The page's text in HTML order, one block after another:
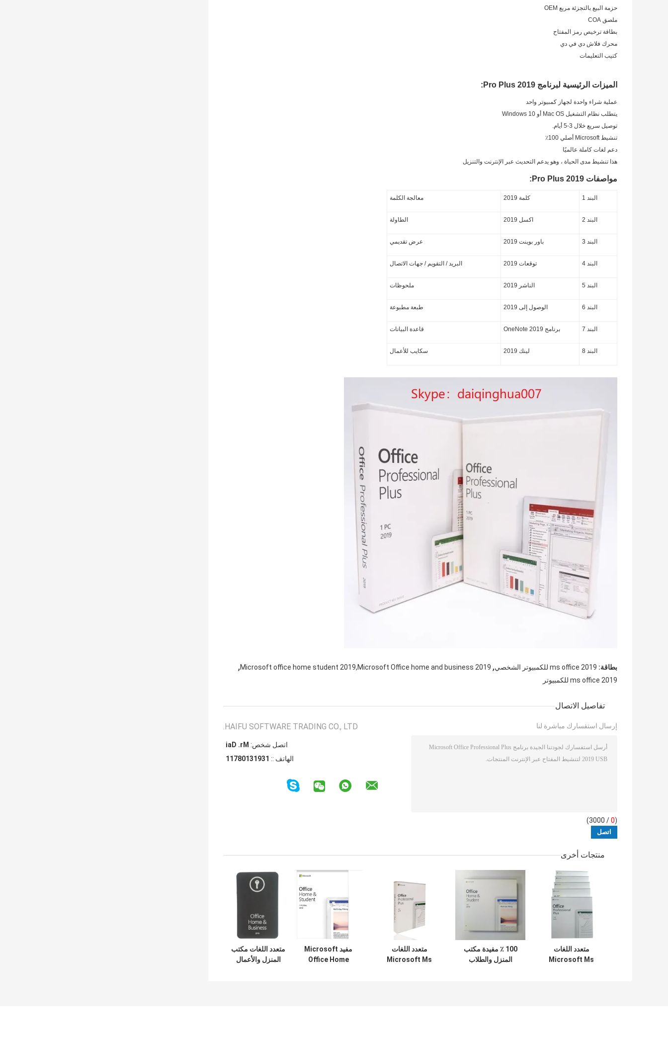
حزمة البيع بالتجزئة مربع OEM
ملصق COA
بطاقة ترخيص رمز المفتاح
محرك فلاش دي في دي
كتيب التعليمات
الميزات الرئيسية لبرنامج 2019 Pro Plus:
عملية شراء واحدة لجهاز كمبيوتر واحد
يتطلب نظام التشغيل Mac OS أو Windows 10
توصيل سريع خلال 3-5 أيام.
تنشيط Microsoft أصلي 100٪
دعم لغات كاملة عالميًا
هذا تنشيط مدى الحياة ، وهو يدعم التحديث عبر الإنترنت والتنزيل
مواصفات 2019 Pro Plus:
البند 1 كلمة 2019 معالجة الكلمة
البند 2 اكسل 2019 الطاولة
البند 3 باور بوينت 2019 عرض تقديمي
البند 4 توقعات 2019 البريد / التقويم / جهات الاتصال
البند 5 الناشر 2019 ملحوظات
البند 6 الوصول إلى 2019 طبعة مطبوعة
البند 7 برنامج OneNote 2019 قاعدة البيانات
البند 8 لينك 2019 سكايب للأعمال
بطاقة: ms office 2019 للكمبيوتر الشخصي ,
Microsoft office home student 2019,Microsoft Office home and business 2019
,
ms office 2019 للكمبيوتر
تفاصيل الاتصال
HAIFU SOFTWARE TRADING CO., LTD.
اتصل شخص: Mr. Dai
الهاتف :: 13913108711
إرسال استفسارك مباشرة لنا
(
0
/ 3000)
منتجات أخرى
متعدد اللغات
Microsoft Ms
100 ٪ مفيدة مكتب
المنزل والطلاب
متعدد اللغات
Microsoft Ms
مفيد Microsoft
Office Home
متعدد اللغات مكتب
المنزل والأعمال